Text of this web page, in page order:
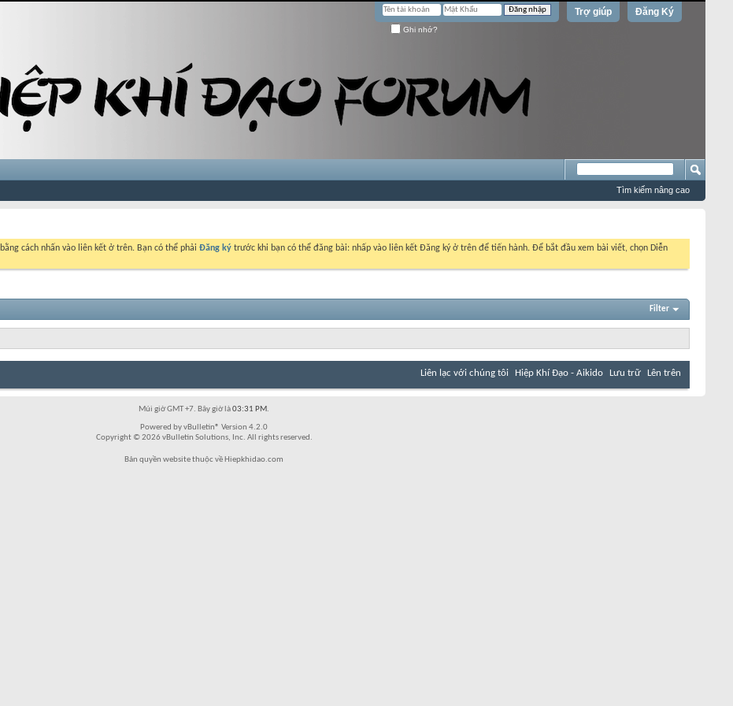
Đăng Ký
Trợ giúp
Ghi nhớ?
Tìm kiếm nâng cao
bằng cách nhấn vào liên kết ở trên. Bạn có thể phải Đăng ký trước khi bạn có thể đăng bài: nhấp vào liên kết Đăng ký ở trên để tiến hành. Để bắt đầu xem bài viết, chọn Diễn
Filter
Liên lạc với chúng tôi Hiệp Khí Đạo - Aikido Lưu trữ Lên trên
Múi giờ GMT +7. Bây giờ là03:31 PM.
Powered by vBulletin® Version 4.2.0
Copyright © 2026 vBulletin Solutions, Inc. All rights reserved.
Bản quyền website thuộc về Hiepkhidao.com